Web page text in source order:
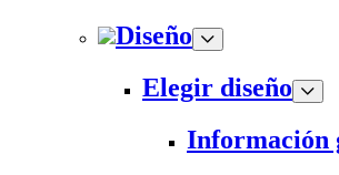
Diseño
Elegir diseño
Información